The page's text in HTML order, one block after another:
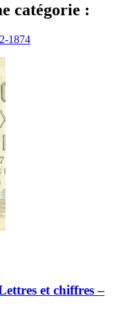
catégorie :
1874
et chiffres –